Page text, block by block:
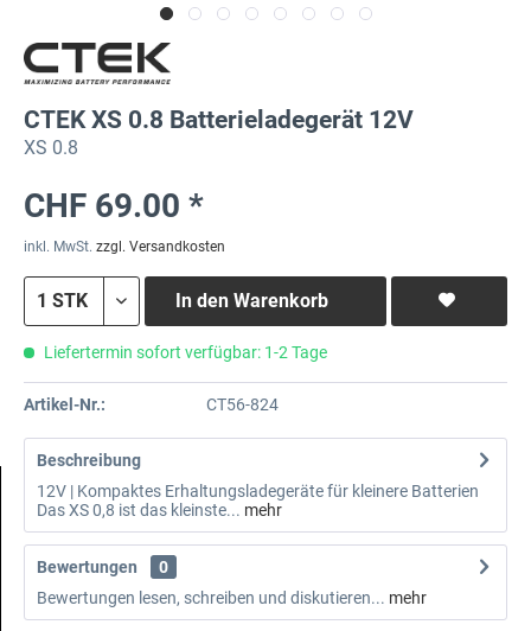
CTEK XS 0.8 Batterieladegerät 12V
XS 0.8
CHF 69.00 *
inkl. MwSt. zzgl. Versandkosten
In den Warenkorb
Liefertermin sofort verfügbar: 1-2 Tage
Artikel-Nr.: CT56-824
Beschreibung
12V | Kompaktes Erhaltungsladegeräte für kleinere Batterien
Das XS 0,8 ist das kleinste... mehr
Bewertungen
0
Bewertungen lesen, schreiben und diskutieren... mehr